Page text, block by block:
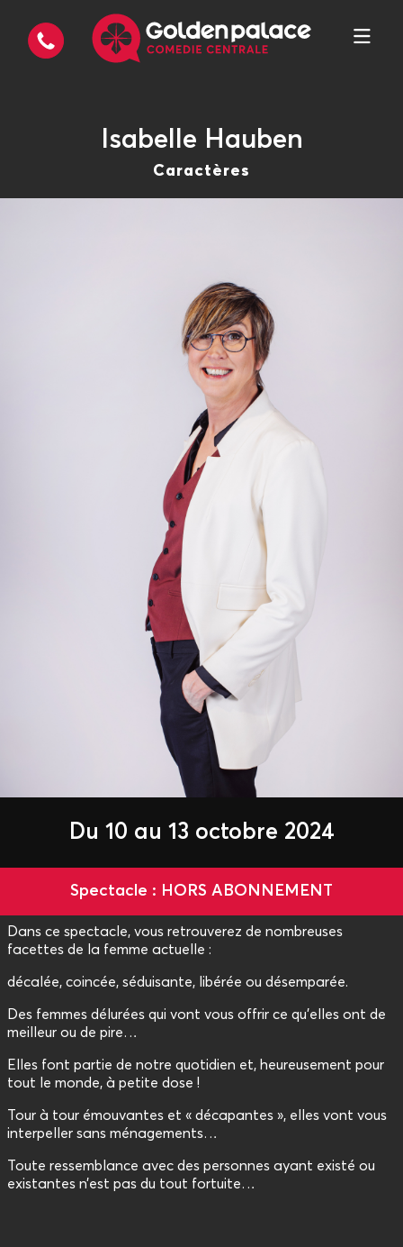
Isabelle Hauben
Caractères
Du 10 au 13 octobre 2024
Spectacle : HORS ABONNEMENT
Dans ce spectacle, vous retrouverez de nombreuses
facettes de la femme actuelle :
décalée, coincée, séduisante, libérée ou désemparée.
Des femmes délurées qui vont vous offrir ce qu’elles ont de
meilleur ou de pire…
Elles font partie de notre quotidien et, heureusement pour
tout le monde, à petite dose !
Tour à tour émouvantes et « décapantes », elles vont vous
interpeller sans ménagements…
Toute ressemblance avec des personnes ayant existé ou
existantes n’est pas du tout fortuite…